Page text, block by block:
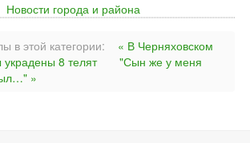
Новости города и района
в этой категории:
« В Черняховском
8 телят
"Сын же у меня
»